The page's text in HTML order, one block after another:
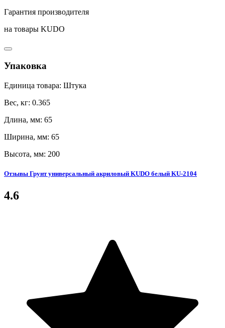
Гарантия производителя
на товары KUDO
Упаковка
Единица товара: Штука
Вес, кг: 0.365
Длина, мм: 65
Ширина, мм: 65
Высота, мм: 200
Отзывы Грунт универсальный акриловый KUDO белый KU-2104
4.6